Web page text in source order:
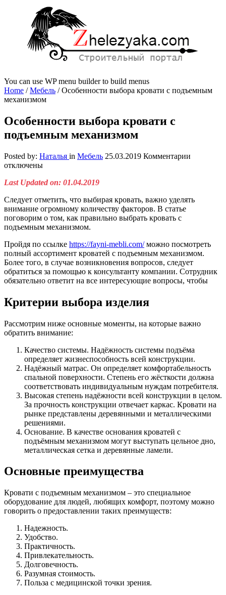
You can use WP menu builder to build menus
Home /Мебель /Особенности выбора кровати с подъемным
механизмом
Особенности выбора кровати с
подъемным механизмом
Posted by: Наталья in Мебель 25.03.2019 Комментарии
с
отключены
Last Updated on: 01.04.2019
Следует отметить, что выбирая кровать, важно уделять
внимание огромному количеству факторов. В статье
поговорим о том, как правильно выбрать кровать с
подъемным механизмом.
Пройдя по ссылке https://fayni-mebli.com/можно посмотреть
полный ассортимент кроватей с подъемным механизмом.
Более того, в случае возникновения вопросов, следует
обратиться за помощью к консультанту компании. Сотрудник
обязательно ответит на все интересующие вопросы, чтобы
Критерии выбора изделия
Рассмотрим ниже основные моменты, на которые важно
обратить внимание:
Качество системы. Надёжность системы подъёма
определяет жизнеспособность всей конструкции.
Надёжный матрас. Он определяет комфортабельность
спальной поверхности. Степень его жёсткости должна
соответствовать индивидуальным нуждам потребителя.
Высокая степень надёжности всей конструкции в целом.
За прочность конструкции отвечает каркас. Кровати на
рынке представлены деревянными и металлическими
решениями.
Основание. В качестве основания кроватей с
подъёмным механизмом могут выступать цельное дно,
металлическая сетка и деревянные ламели.
Основные преимущества
Кровати с подъемным механизмом – это специальное
оборудование для людей, любящих комфорт, поэтому можно
говорить о предоставлении таких преимуществ:
Надежность.
Удобство.
Практичность.
Привлекательность.
Долговечность.
Разумная стоимость.
Польза с медицинской точки зрения.